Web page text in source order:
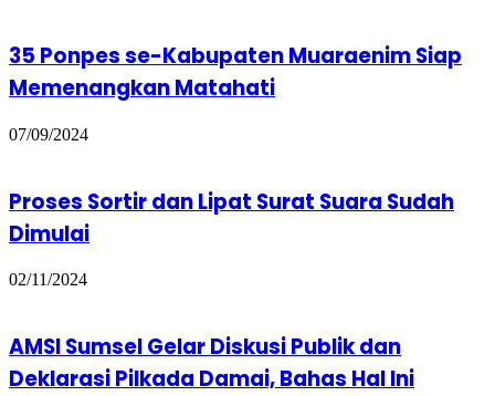
35 Ponpes se-Kabupaten Muaraenim Siap
Memenangkan Matahati
07/09/2024
Proses Sortir dan Lipat Surat Suara Sudah
Dimulai
02/11/2024
AMSI Sumsel Gelar Diskusi Publik dan
Deklarasi Pilkada Damai, Bahas Hal Ini